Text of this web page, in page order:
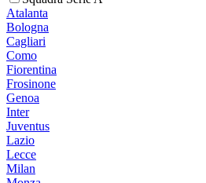
Atalanta
Bologna
Cagliari
Como
Fiorentina
Frosinone
Genoa
Inter
Juventus
Lazio
Lecce
Milan